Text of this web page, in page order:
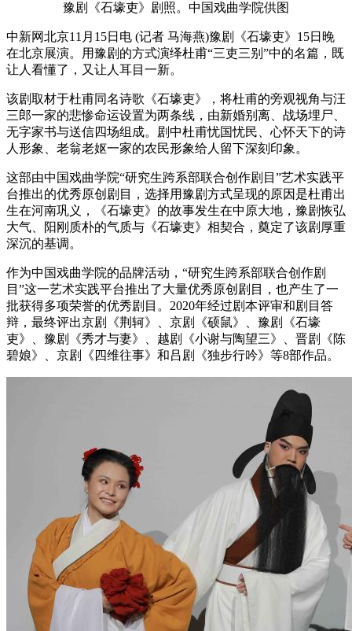
豫剧《石壕吏》剧照。中国戏曲学院供图
中新网北京11月15日电 (记者 马海燕)豫剧《石壕吏》15日晚
在北京展演。用豫剧的方式演绎杜甫“三吏三别”中的名篇，既
让人看懂了，又让人耳目一新。
该剧取材于杜甫同名诗歌《石壕吏》，将杜甫的旁观视角与汪
三郎一家的悲惨命运设置为两条线，由新婚别离、战场埋尸、
无字家书与送信四场组成。剧中杜甫忧国忧民、心怀天下的诗
人形象、老翁老妪一家的农民形象给人留下深刻印象。
这部由中国戏曲学院“研究生跨系部联合创作剧目”艺术实践平
台推出的优秀原创剧目，选择用豫剧方式呈现的原因是杜甫出
生在河南巩义，《石壕吏》的故事发生在中原大地，豫剧恢弘
大气、阳刚质朴的气质与《石壕吏》相契合，奠定了该剧厚重
深沉的基调。
作为中国戏曲学院的品牌活动，“研究生跨系部联合创作剧
目”这一艺术实践平台推出了大量优秀原创剧目，也产生了一
批获得多项荣誉的优秀剧目。2020年经过剧本评审和剧目答
辩，最终评出京剧《荆轲》、京剧《硕鼠》、豫剧《石壕
吏》、豫剧《秀才与妻》、越剧《小谢与陶望三》、晋剧《陈
碧娘》、京剧《四维往事》和吕剧《独步行吟》等8部作品。